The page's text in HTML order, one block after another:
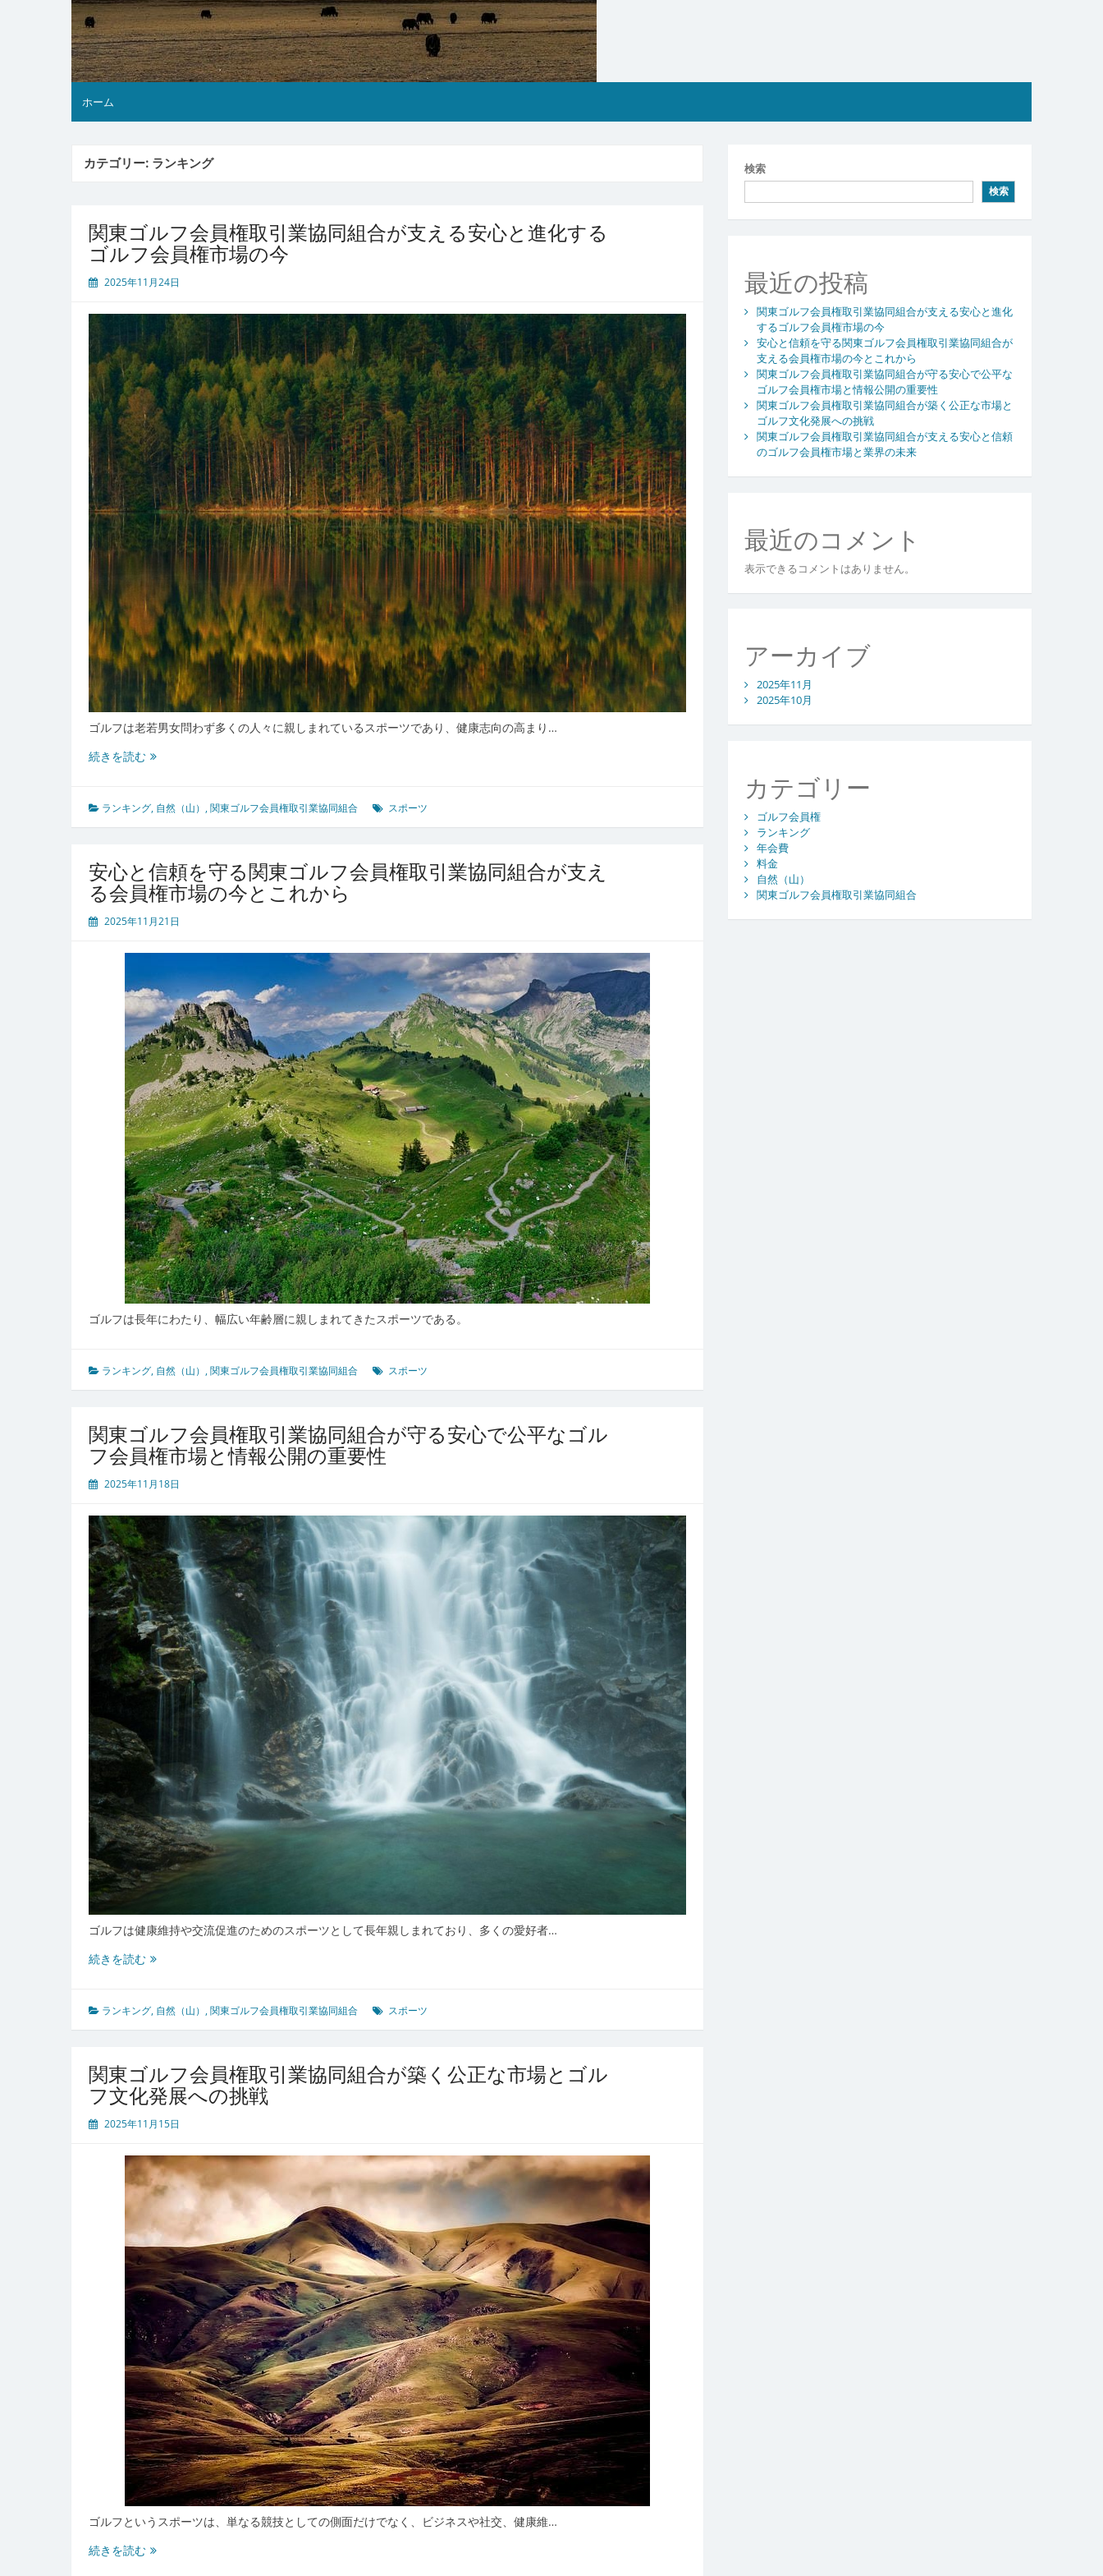
ホーム
カテゴリー: ランキング
関東ゴルフ会員権取引業協同組合が支える安心と進化する
ゴルフ会員権市場の今
2025年11月24日
ゴルフは老若男女問わず多くの人々に親しまれているスポーツであり、健康志向の高まり…
続きを読む関
ル
フ
権
取
業
組
合
が
支
え
る
安
心
と
進
化
す
る
ゴ
ル
フ
会
員
権
市
場
ランキング, 自然（山） ,関東ゴルフ会員権取引業協同組合 スポーツ
安心と信頼を守る関東ゴルフ会員権取引業協同組合が支え
る会員権市場の今とこれから
2025年11月21日
ゴルフは長年にわたり、幅広い年齢層に親しまれてきたスポーツである。
ランキング, 自然（山） ,関東ゴルフ会員権取引業協同組合 スポーツ
関東ゴルフ会員権取引業協同組合が守る安心で公平なゴル
フ会員権市場と情報公開の重要性
2025年11月18日
ゴルフは健康維持や交流促進のためのスポーツとして長年親しまれており、多くの愛好者…
続きを読む関
ル
フ
権
取
業
同
組
合
守
る
安
心
公
平
な
ゴ
ル
フ
会
員
権
市
場
と
情
報
ランキング, 自然（山） ,関東ゴルフ会員権取引業協同組合 スポーツ
関東ゴルフ会員権取引業協同組合が築く公正な市場とゴル
フ文化発展への挑戦
2025年11月15日
ゴルフというスポーツは、単なる競技としての側面だけでなく、ビジネスや社交、健康維…
続きを読む関
検索
検索
最近の投稿
関東ゴルフ会員権取引業協同組合が支える安心と進化
するゴルフ会員権市場の今
安心と信頼を守る関東ゴルフ会員権取引業協同組合が
支える会員権市場の今とこれから
関東ゴルフ会員権取引業協同組合が守る安心で公平な
ゴルフ会員権市場と情報公開の重要性
関東ゴルフ会員権取引業協同組合が築く公正な市場と
ゴルフ文化発展への挑戦
関東ゴルフ会員権取引業協同組合が支える安心と信頼
のゴルフ会員権市場と業界の未来
最近のコメント
表示できるコメントはありません。
アーカイブ
2025年11月
2025年10月
カテゴリー
ゴルフ会員権
ランキング
年会費
料金
自然（山）
関東ゴルフ会員権取引業協同組合